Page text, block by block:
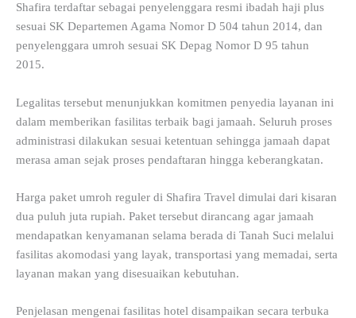
Shafira terdaftar sebagai penyelenggara resmi ibadah haji plus
sesuai SK Departemen Agama Nomor D 504 tahun 2014, dan
penyelenggara umroh sesuai SK Depag Nomor D 95 tahun
2015.
Legalitas tersebut menunjukkan komitmen penyedia layanan ini
dalam memberikan fasilitas terbaik bagi jamaah. Seluruh proses
administrasi dilakukan sesuai ketentuan sehingga jamaah dapat
merasa aman sejak proses pendaftaran hingga keberangkatan.
Harga paket umroh reguler di Shafira Travel dimulai dari kisaran
dua puluh juta rupiah. Paket tersebut dirancang agar jamaah
mendapatkan kenyamanan selama berada di Tanah Suci melalui
fasilitas akomodasi yang layak, transportasi yang memadai, serta
layanan makan yang disesuaikan kebutuhan.
Penjelasan mengenai fasilitas hotel disampaikan secara terbuka